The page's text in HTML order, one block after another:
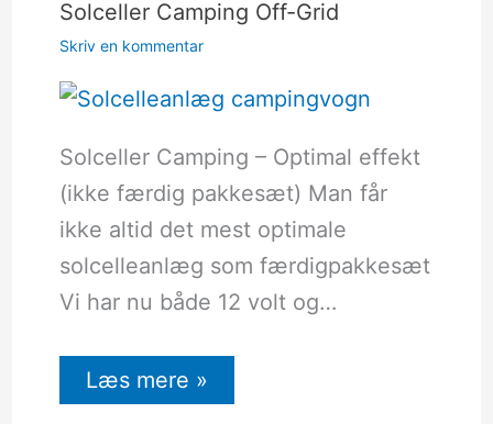
Solceller Camping Off-Grid
Skriv en kommentar
Solceller Camping – Optimal effekt
(ikke færdig pakkesæt) Man får
ikke altid det mest optimale
solcelleanlæg som færdigpakkesæt
Vi har nu både 12 volt og…
Læs mere »